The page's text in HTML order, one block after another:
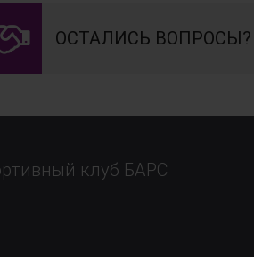
ОСТАЛИСЬ ВОПРОСЫ?
клуб БАРС